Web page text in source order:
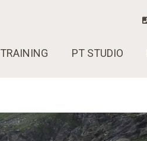
TRAINING PT STUDIO